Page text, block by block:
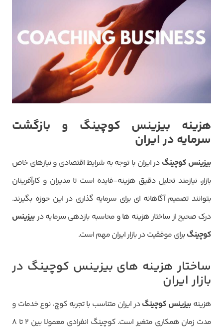
هزینه بیزینس کوچینگ و بازگشت
سرمایه در ایران
بیزینس کوچینگ در ایران با توجه به شرایط اقتصادی و نیازهای خاص
بازار، نیازمند تحلیل دقیق هزینه-فایده است تا مدیران و کارآفرینان
بتوانند تصمیم آگاهانه ای برای سرمایه گذاری در این حوزه بگیرند.
درک صحیح از ساختار هزینه ها و محاسبه بازدهی سرمایه دربیزینس
کوچینگبرای موفقیت در بازار ایران مهم است.
ساختار هزینه های بیزینس کوچینگ در
بازار ایران
هزینه بیزینس کوچینگدر ایران متناسب با تجربه کوچ، نوع خدمات و
مدت زمان همکاری متغیر است. کوچینگ انفرادی معمولا بین ۲ تا ۸